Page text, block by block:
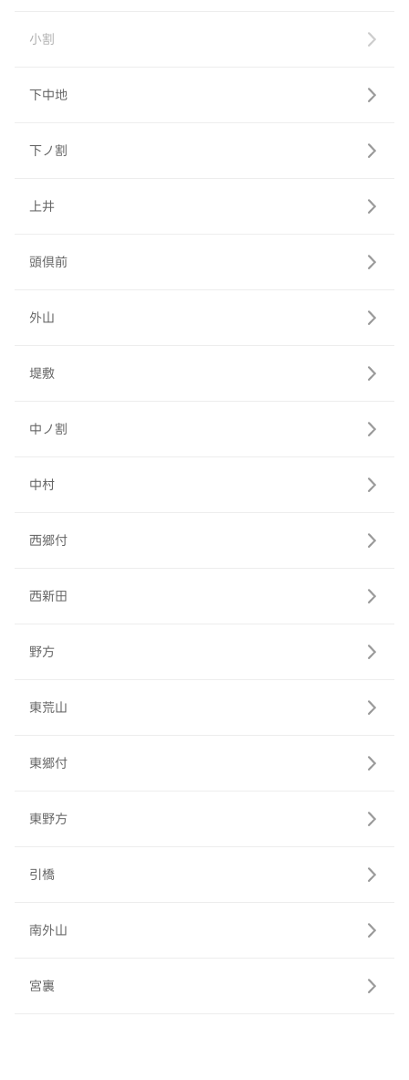
小割
下中地
下ノ割
上井
頭倶前
外山
堤敷
中ノ割
中村
西郷付
西新田
野方
東荒山
東郷付
東野方
引橋
南外山
宮裏